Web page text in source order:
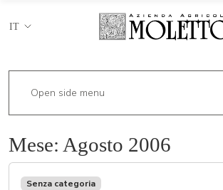
IT
Mese: Agosto 2006
Senza categoria
Open side menu